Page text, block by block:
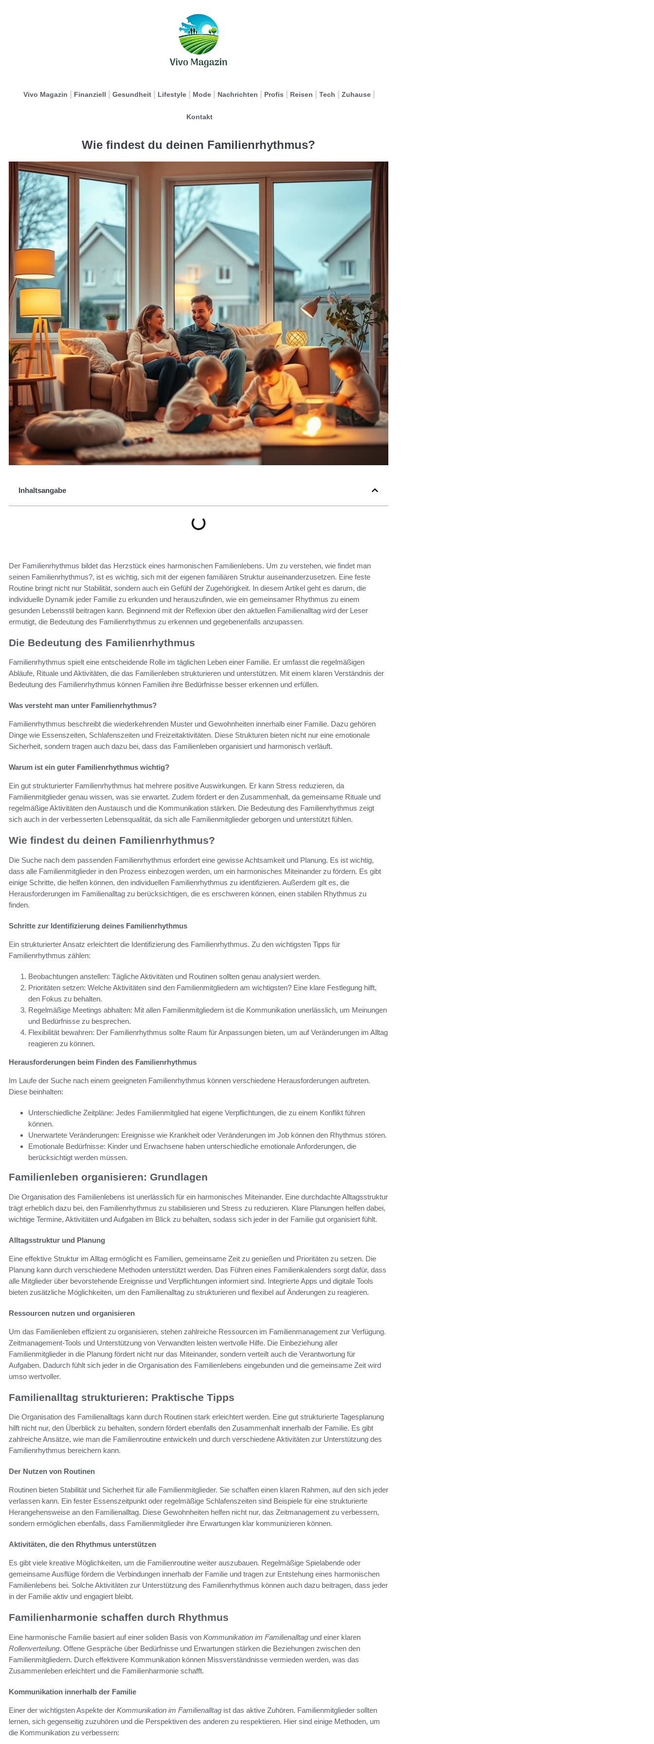
Vivo Magazin Finanziell Gesundheit Lifestyle Mode Nachrichten Profis Reisen Tech Zuhause
Kontakt
Wie findest du deinen Familienrhythmus?
Inhaltsangabe
Der Familienrhythmus bildet das Herzstück eines harmonischen Familienlebens. Um zu verstehen, wie findet man
seinen Familienrhythmus?, ist es wichtig, sich mit der eigenen familiären Struktur auseinanderzusetzen. Eine feste
Routine bringt nicht nur Stabilität, sondern auch ein Gefühl der Zugehörigkeit. In diesem Artikel geht es darum, die
individuelle Dynamik jeder Familie zu erkunden und herauszufinden, wie ein gemeinsamer Rhythmus zu einem
gesunden Lebensstil beitragen kann. Beginnend mit der Reflexion über den aktuellen Familienalltag wird der Leser
ermutigt, die Bedeutung des Familienrhythmus zu erkennen und gegebenenfalls anzupassen.
Die Bedeutung des Familienrhythmus
Familienrhythmus spielt eine entscheidende Rolle im täglichen Leben einer Familie. Er umfasst die regelmäßigen
Abläufe, Rituale und Aktivitäten, die das Familienleben strukturieren und unterstützen. Mit einem klaren Verständnis der
Bedeutung des Familienrhythmus können Familien ihre Bedürfnisse besser erkennen und erfüllen.
Was versteht man unter Familienrhythmus?
Familienrhythmus beschreibt die wiederkehrenden Muster und Gewohnheiten innerhalb einer Familie. Dazu gehören
Dinge wie Essenszeiten, Schlafenszeiten und Freizeitaktivitäten. Diese Strukturen bieten nicht nur eine emotionale
Sicherheit, sondern tragen auch dazu bei, dass das Familienleben organisiert und harmonisch verläuft.
Warum ist ein guter Familienrhythmus wichtig?
Ein gut strukturierter Familienrhythmus hat mehrere positive Auswirkungen. Er kann Stress reduzieren, da
Familienmitglieder genau wissen, was sie erwartet. Zudem fördert er den Zusammenhalt, da gemeinsame Rituale und
regelmäßige Aktivitäten den Austausch und die Kommunikation stärken. Die Bedeutung des Familienrhythmus zeigt
sich auch in der verbesserten Lebensqualität, da sich alle Familienmitglieder geborgen und unterstützt fühlen.
Wie findest du deinen Familienrhythmus?
Die Suche nach dem passenden Familienrhythmus erfordert eine gewisse Achtsamkeit und Planung. Es ist wichtig,
dass alle Familienmitglieder in den Prozess einbezogen werden, um ein harmonisches Miteinander zu fördern. Es gibt
einige Schritte, die helfen können, den individuellen Familienrhythmus zu identifizieren. Außerdem gilt es, die
Herausforderungen im Familienalltag zu berücksichtigen, die es erschweren können, einen stabilen Rhythmus zu
finden.
Schritte zur Identifizierung deines Familienrhythmus
Ein strukturierter Ansatz erleichtert die Identifizierung des Familienrhythmus. Zu den wichtigsten Tipps für
Familienrhythmus zählen:
Beobachtungen anstellen: Tägliche Aktivitäten und Routinen sollten genau analysiert werden.
Prioritäten setzen: Welche Aktivitäten sind den Familienmitgliedern am wichtigsten? Eine klare Festlegung hilft,
den Fokus zu behalten.
Regelmäßige Meetings abhalten: Mit allen Familienmitgliedern ist die Kommunikation unerlässlich, um Meinungen
und Bedürfnisse zu besprechen.
Flexibilität bewahren: Der Familienrhythmus sollte Raum für Anpassungen bieten, um auf Veränderungen im Alltag
reagieren zu können.
Herausforderungen beim Finden des Familienrhythmus
Im Laufe der Suche nach einem geeigneten Familienrhythmus können verschiedene Herausforderungen auftreten.
Diese beinhalten:
Unterschiedliche Zeitpläne: Jedes Familienmitglied hat eigene Verpflichtungen, die zu einem Konflikt führen
können.
Unerwartete Veränderungen: Ereignisse wie Krankheit oder Veränderungen im Job können den Rhythmus stören.
Emotionale Bedürfnisse: Kinder und Erwachsene haben unterschiedliche emotionale Anforderungen, die
berücksichtigt werden müssen.
Familienleben organisieren: Grundlagen
Die Organisation des Familienlebens ist unerlässlich für ein harmonisches Miteinander. Eine durchdachte Alltagsstruktur
trägt erheblich dazu bei, den Familienrhythmus zu stabilisieren und Stress zu reduzieren. Klare Planungen helfen dabei,
wichtige Termine, Aktivitäten und Aufgaben im Blick zu behalten, sodass sich jeder in der Familie gut organisiert fühlt.
Alltagsstruktur und Planung
Eine effektive Struktur im Alltag ermöglicht es Familien, gemeinsame Zeit zu genießen und Prioritäten zu setzen. Die
Planung kann durch verschiedene Methoden unterstützt werden. Das Führen eines Familienkalenders sorgt dafür, dass
alle Mitglieder über bevorstehende Ereignisse und Verpflichtungen informiert sind. Integrierte Apps und digitale Tools
bieten zusätzliche Möglichkeiten, um den Familienalltag zu strukturieren und flexibel auf Änderungen zu reagieren.
Ressourcen nutzen und organisieren
Um das Familienleben effizient zu organisieren, stehen zahlreiche Ressourcen im Familienmanagement zur Verfügung.
Zeitmanagement-Tools und Unterstützung von Verwandten leisten wertvolle Hilfe. Die Einbeziehung aller
Familienmitglieder in die Planung fördert nicht nur das Miteinander, sondern verteilt auch die Verantwortung für
Aufgaben. Dadurch fühlt sich jeder in die Organisation des Familienlebens eingebunden und die gemeinsame Zeit wird
umso wertvoller.
Familienalltag strukturieren: Praktische Tipps
Die Organisation des Familienalltags kann durch Routinen stark erleichtert werden. Eine gut strukturierte Tagesplanung
hilft nicht nur, den Überblick zu behalten, sondern fördert ebenfalls den Zusammenhalt innerhalb der Familie. Es gibt
zahlreiche Ansätze, wie man die Familienroutine entwickeln und durch verschiedene Aktivitäten zur Unterstützung des
Familienrhythmus bereichern kann.
Der Nutzen von Routinen
Routinen bieten Stabilität und Sicherheit für alle Familienmitglieder. Sie schaffen einen klaren Rahmen, auf den sich jeder
verlassen kann. Ein fester Essenszeitpunkt oder regelmäßige Schlafenszeiten sind Beispiele für eine strukturierte
Herangehensweise an den Familienalltag. Diese Gewohnheiten helfen nicht nur, das Zeitmanagement zu verbessern,
sondern ermöglichen ebenfalls, dass Familienmitglieder ihre Erwartungen klar kommunizieren können.
Aktivitäten, die den Rhythmus unterstützen
Es gibt viele kreative Möglichkeiten, um die Familienroutine weiter auszubauen. Regelmäßige Spielabende oder
gemeinsame Ausflüge fördern die Verbindungen innerhalb der Familie und tragen zur Entstehung eines harmonischen
Familienlebens bei. Solche Aktivitäten zur Unterstützung des Familienrhythmus können auch dazu beitragen, dass jeder
in der Familie aktiv und engagiert bleibt.
Familienharmonie schaffen durch Rhythmus
Eine harmonische Familie basiert auf einer soliden Basis von Kommunikation im Familienalltag und einer klaren
Rollenverteilung. Offene Gespräche über Bedürfnisse und Erwartungen stärken die Beziehungen zwischen den
Familienmitgliedern. Durch effektivere Kommunikation können Missverständnisse vermieden werden, was das
Zusammenleben erleichtert und die Familienharmonie schafft.
Kommunikation innerhalb der Familie
Einer der wichtigsten Aspekte der Kommunikation im Familienalltag ist das aktive Zuhören. Familienmitglieder sollten
lernen, sich gegenseitig zuzuhören und die Perspektiven des anderen zu respektieren. Hier sind einige Methoden, um
die Kommunikation zu verbessern: